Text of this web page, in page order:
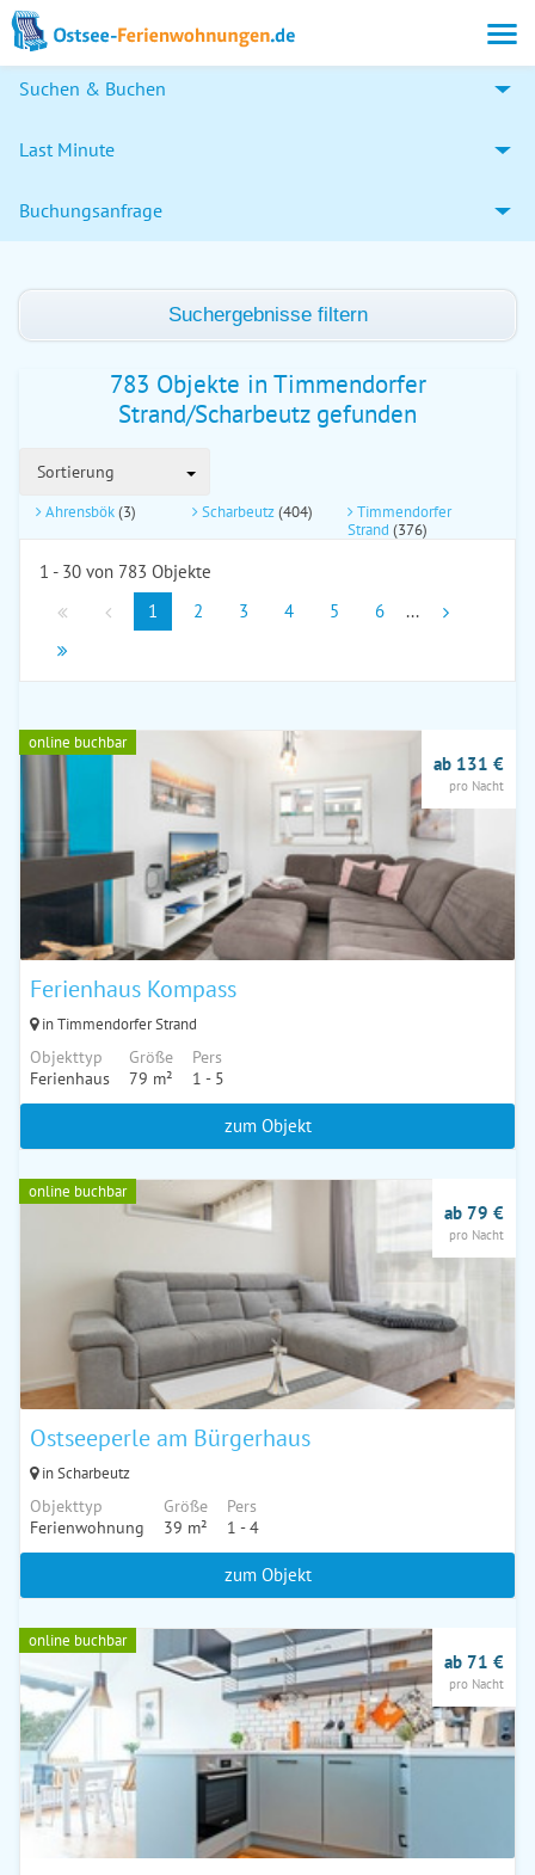
Suchen & Buchen
Last Minute
Buchungsanfrage
Suchergebnisse filtern
783 Objekte in Timmendorfer
Strand/Scharbeutz gefunden
Sortierung
Ahrensbök(3) Scharbeutz(404)
Timmendorfer
Strand (376)
1 - 30 von 783 Objekte
1
2 3 4 5 6 ...
online buchbar
Ferienhaus Kompass
in Timmendorfer Strand
Objekttyp
Ferienhaus
Größe
79 m²
Pers
1 - 5
ab 131 €
pro Nacht
zum Objekt
online buchbar
Ostseeperle am Bürgerhaus
in Scharbeutz
Objekttyp
Ferienwohnung
Größe
39 m²
Pers
1 - 4
ab 79 €
pro Nacht
zum Objekt
online buchbar
ab 71 €
pro Nacht